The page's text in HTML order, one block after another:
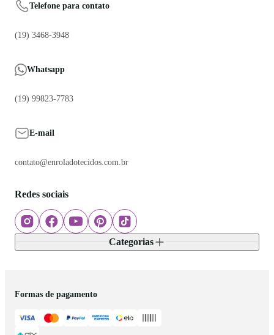
Telefone para contato
(19) 3468-3948
Whatsapp
(19) 99823-7783
E-mail
contato@enroladotecidos.com.br
Redes sociais
Categorias
Formas de pagamento